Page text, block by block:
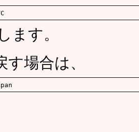
ます。
す場合は、